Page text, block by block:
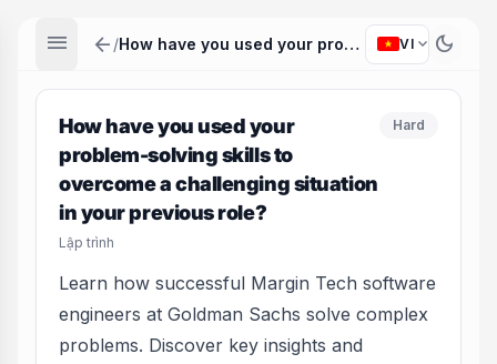
menu arrow_back / How have you used your problem-solving skills to overcome a challenging situation in your previous role? VI expand_more dark_mode
How have you used your
problem-solving skills to
overcome a challenging situation
in your previous role?
Lập trình
Hard
Learn how successful Margin Tech software
engineers at Goldman Sachs solve complex
problems. Discover key insights and